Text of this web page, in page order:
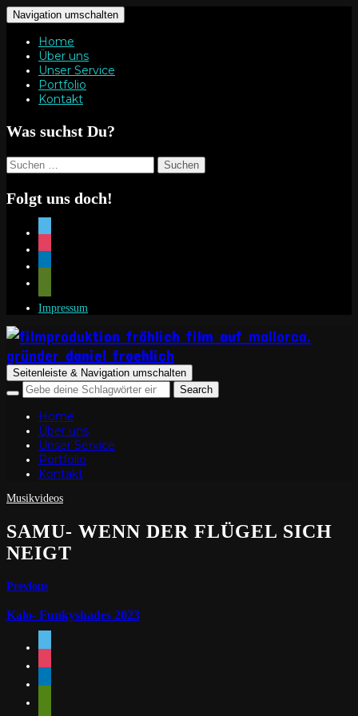
Navigation umschalten
Home
Über uns
Unser Service
Portfolio
Kontakt
Was suchst Du?
Suchen
nach:
Folgt uns doch!
Impressum
Seitenleiste & Navigation umschalten
Home
Über uns
Unser Service
Portfolio
Kontakt
Musikvideos
SAMU- WENN DER FLÜGEL SICH
NEIGT
Previous
Kalo- Funkyshades 2023